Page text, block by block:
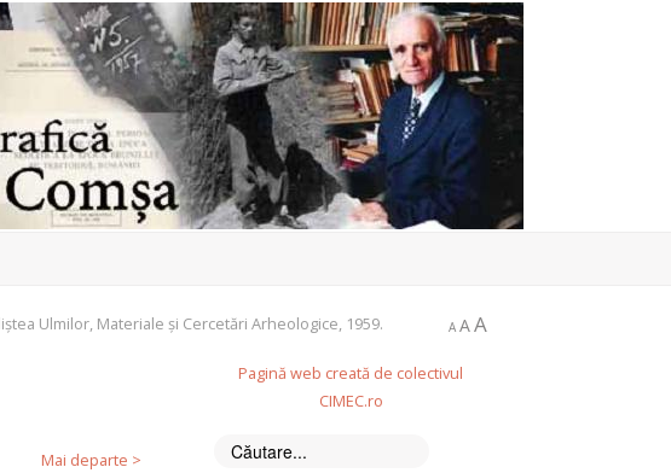
Ulmilor, Materiale și Cercetări Arheologice, 1959. A AA
Mai departe >
Pagină web creată de colectivul
CIMEC.ro
Căutare